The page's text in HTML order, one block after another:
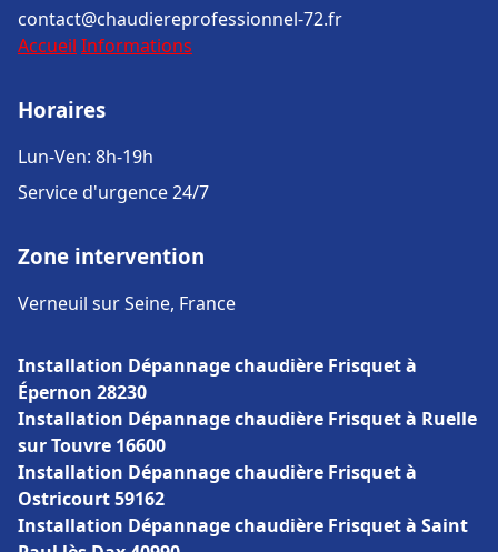
contact@chaudiereprofessionnel-72.fr
Accueil Informations
Horaires
Lun-Ven: 8h-19h
Service d'urgence 24/7
Zone intervention
Verneuil sur Seine, France
Installation Dépannage chaudière Frisquet à
Épernon 28230
Installation Dépannage chaudière Frisquet à Ruelle
sur Touvre 16600
Installation Dépannage chaudière Frisquet à
Ostricourt 59162
Installation Dépannage chaudière Frisquet à Saint